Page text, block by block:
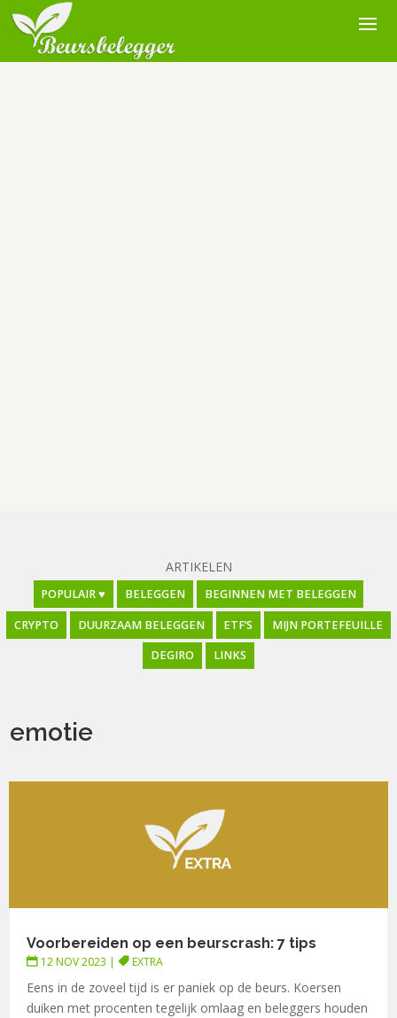
ARTIKELEN
POPULAIR ♥ BELEGGEN BEGINNEN MET BELEGGEN
CRYPTO DUURZAAM BELEGGEN ETF’S MIJN PORTEFEUILLE
DEGIRO LINKS
emotie
Voorbereiden op een beurscrash: 7 tips
12 NOV 2023 | EXTRA
Eens in de zoveel tijd is er paniek op de beurs. Koersen
duiken met procenten tegelijk omlaag en beleggers houden